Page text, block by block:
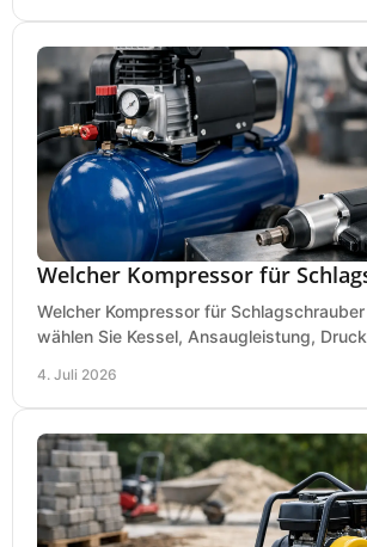
Welcher Kompressor für
Welcher Kompressor für
wählen Sie Kessel, Ansaugleistung,
4. Juli 2026